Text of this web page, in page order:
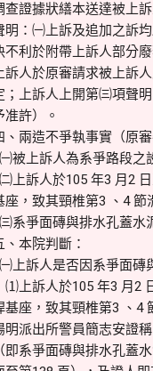
查證據狀繕本送達被上
明：㈠上訴及追加之訴
不利於附帶上訴人部分
訴人於原審請求被上訴
；上訴人上開第㈢項聲
准許）。
、兩造不爭執事實（原
㈠被上訴人為系爭路段之
㈡上訴人於105 年3 月2
座，致其頸椎第3 、4
㈢系爭面磚與排水孔蓋水
、本院判斷：
㈠上訴人是否因系爭面磚
⑴上訴人於105 年3 月2
基座，致其頸椎第3 、4
明派出所警員簡志安證
（即系爭面磚與排水孔蓋